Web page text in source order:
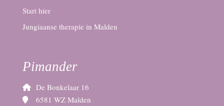
Start hier
Jungiaanse therapie in Malden
Pimander
De Bonkelaar 16
6581 WZ Malden